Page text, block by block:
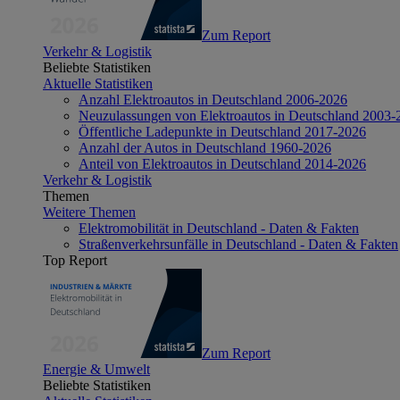
Zum Report
Verkehr & Logistik
Beliebte Statistiken
Aktuelle Statistiken
Anzahl Elektroautos in Deutschland 2006-2026
Neuzulassungen von Elektroautos in Deutschland 2003-
Öffentliche Ladepunkte in Deutschland 2017-2026
Anzahl der Autos in Deutschland 1960-2026
Anteil von Elektroautos in Deutschland 2014-2026
Verkehr & Logistik
Themen
Weitere Themen
Elektromobilität in Deutschland - Daten & Fakten
Straßenverkehrsunfälle in Deutschland - Daten & Fakten
Top Report
Zum Report
Energie & Umwelt
Beliebte Statistiken